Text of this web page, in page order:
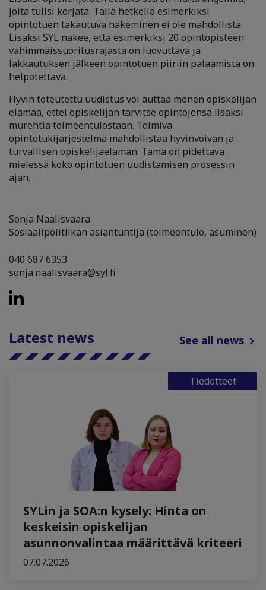
joita tulisi korjata. Tällä hetkellä esimerkiksi
opintotuen takautuva hakeminen ei ole mahdollista.
Lisäksi SYL näkee, että esimerkiksi 20 opintopisteen
vähimmäissuoritusrajasta on luovuttava ja
lakkautuksen jälkeen opintotuen piiriin palaamista on
helpotettava.
Hyvin toteutettu uudistus voi auttaa monen opiskelijan
elämää, ettei opiskelijan tarvitse opintojensa lisäksi
murehtia toimeentulostaan. Toimiva
opintotukijärjestelmä mahdollistaa hyvinvoivan ja
turvallisen opiskelijaelämän. Tämä on pidettävä
mielessä koko opintotuen uudistamisen prosessin
ajan.
Sonja Naalisvaara
Sosiaalipolitiikan asiantuntija (toimeentulo, asuminen)
040 687 6353
sonja.naalisvaara@syl.fi
Latest news See all news
Tiedotteet
SYLin ja SOA:n kysely: Hinta on
keskeisin opiskelijan
asunnonvalintaa määrittävä kriteeri
07.07.2026